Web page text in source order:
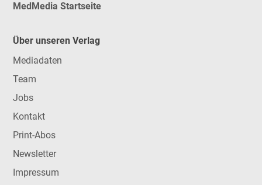
MedMedia Startseite
Über unseren Verlag
Mediadaten
Team
Jobs
Kontakt
Print-Abos
Newsletter
Impressum